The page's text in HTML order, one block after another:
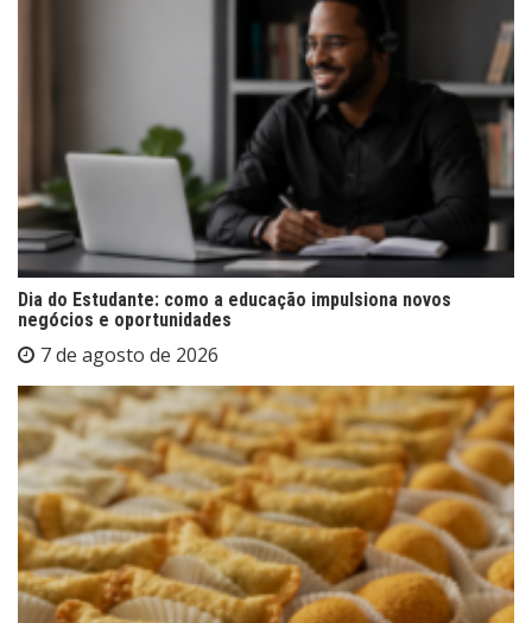
Dia do Estudante: como a educação impulsiona novos
negócios e oportunidades
7 de agosto de 2026